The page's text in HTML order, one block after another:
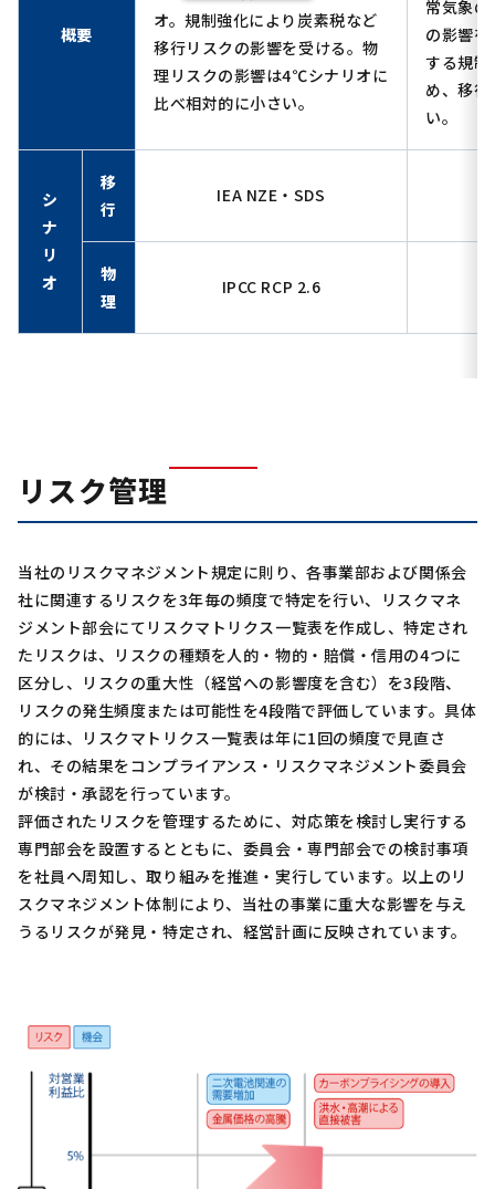
概要
オ。規制強化により炭素税など
移行リスクの影響を受ける。物
理リスクの影響は4℃シナリオに
比べ相対的に小さい。
常気象
の影響
する規制
め、移
い。
シ
ナ
リ
オ
移
行
IEA NZE・SDS
物
理
IPCC RCP 2.6
リスク管理
当社のリスクマネジメント規定に則り、各事業部および関係会
社に関連するリスクを3年毎の頻度で特定を行い、リスクマネ
ジメント部会にてリスクマトリクス一覧表を作成し、特定され
たリスクは、リスクの種類を人的・物的・賠償・信用の4つに
区分し、リスクの重大性（経営への影響度を含む）を3段階、
リスクの発生頻度または可能性を4段階で評価しています。具体
的には、リスクマトリクス一覧表は年に1回の頻度で見直さ
れ、その結果をコンプライアンス・リスクマネジメント委員会
が検討・承認を行っています。
評価されたリスクを管理するために、対応策を検討し実行する
専門部会を設置するとともに、委員会・専門部会での検討事項
を社員へ周知し、取り組みを推進・実行しています。以上のリ
スクマネジメント体制により、当社の事業に重大な影響を与え
うるリスクが発見・特定され、経営計画に反映されています。